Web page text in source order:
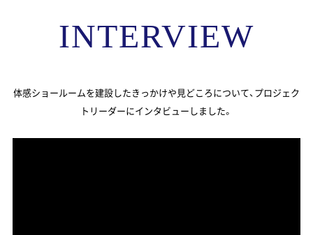
INTERVIEW
体感ショールームを建設したきっかけや見どころについて、プロジェク
トリーダーにインタビューしました。